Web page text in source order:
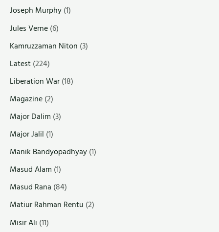
Joseph Murphy(1)
Jules Verne(6)
Kamruzzaman Niton (3)
Latest(224)
Liberation War(18)
Magazine(2)
Major Dalim (3)
Major Jalil (1)
Manik Bandyopadhyay(1)
Masud Alam (1)
Masud Rana (84)
Matiur Rahman Rentu (2)
Misir Ali (11)